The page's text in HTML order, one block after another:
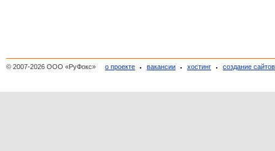
© 2007-2026 ООО «РуФокс» о проекте вакансии хостинг создание сайтов